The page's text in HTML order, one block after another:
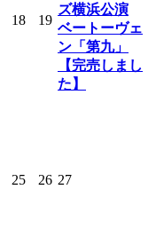
18 19
ズ横浜公演
ベートーヴェ
ン「第九」
【完売しまし
た】
25 26 27